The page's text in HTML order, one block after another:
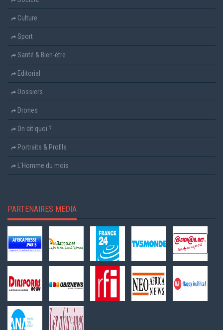
Culture
Sport
Santé & Bien-être
Editorial
Dossiers
Drones
On dit quoi ?
Portraits & Profils
L'Homme du mois
PARTENAIRES MEDIA